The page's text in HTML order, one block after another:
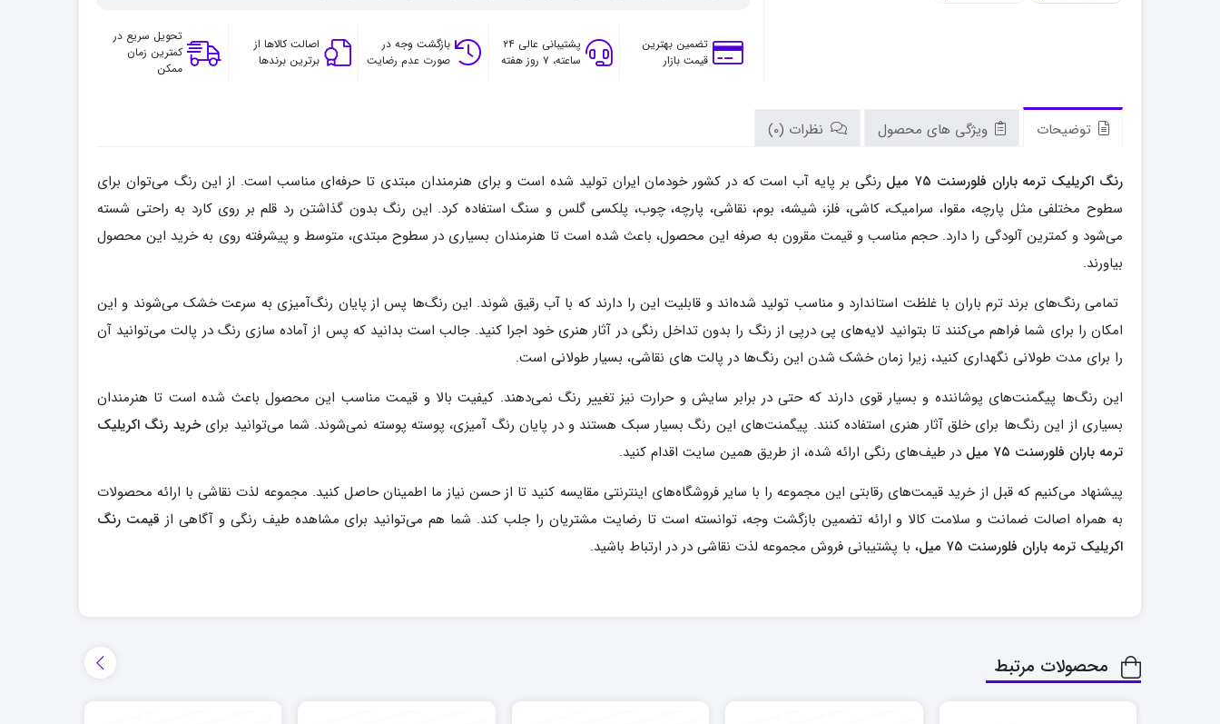
تضمین بهترین
قیمت بازار
پشتیبانی عالی ۲۴
ساعته، ۷ روز هفته
بازگشت وجه در
صورت عدم رضایت
اصالت کالاها از
برترین برندها
تحویل سریع در
کمترین زمان
ممکن
توضیحات ویژگی های محصول نظرات (0)
رنگ اکریلیک ترمه باران فلورسنت ۷۵ میل
رنگی بر پایه آب است که در کشور خودمان ایران تولید شده است و برای هنرمندان مبتدی تا حرفه‌ای مناسب است. از این رنگ می‌توان برای
سطوح مختلفی مثل پارچه، مقوا، سرامیک، کاشی، فلز، شیشه، بوم، نقاشی، پارچه، چوب، پلکسی گلس و سنگ استفاده کرد. این رنگ بدون گذاشتن رد قلم بر روی کارد به راحتی شسته
می‌شود و کمترین آلودگی را دارد. حجم مناسب و قیمت مقرون به صرفه این محصول، باعث شده است تا هنرمندان بسیاری در سطوح مبتدی، متوسط و پیشرفته روی به خرید این محصول
بیاورند.
تمامی رنگ‌های برند ترم باران با غلظت استاندارد و مناسب تولید شده‌اند و قابلیت این را دارند که با آب رقیق شوند. این رنگ‌ها پس از پایان رنگ‌آمیزی به سرعت خشک می‌شوند و این
امکان را برای شما فراهم می‌کنند تا بتوانید لایه‌های پی درپی از رنگ را بدون تداخل رنگی در آثار هنری خود اجرا کنید. جالب است بدانید که پس از آماده سازی رنگ در پالت می‌توانید آن
را برای مدت طولانی نگهداری کنید، زیرا زمان خشک شدن این رنگ‌ها در پالت های نقاشی، بسیار طولانی است.
این رنگ‌ها پیگمنت‌های پوشاننده و بسیار قوی دارند که حتی در برابر سایش و حرارت نیز تغییر رنگ نمی‌دهند. کیفیت بالا و قیمت مناسب این محصول باعث شده است تا هنرمندان
بسیاری از این رنگ‌ها برای خلق آثار هنری استفاده کنند. پیگمنت‌های این رنگ بسیار سبک هستند و در پایان رنگ آمیزی، پوسته پوسته نمی‌شوند. شما می‌توانید برایخرید رنگ اکریلیک
ترمه باران فلورسنت ۷۵ میل
در طیف‌های رنگی ارائه شده، از طریق همین سایت اقدام کنید.
پیشنهاد می‌کنیم که قبل از خرید قیمت‌های رقابتی این مجموعه را با سایر فروشگاه‌های اینترنتی مقایسه کنید تا از حسن نیاز ما اطمینان حاصل کنید. مجموعه لذت نقاشی با ارائه محصولات
به همراه اصالت ضمانت و سلامت کالا و ارائه تضمین بازگشت وجه، توانسته است تا رضایت مشتریان را جلب کند. شما هم می‌توانید برای مشاهده طیف رنگی و آگاهی از قیمت رنگ
اکریلیک ترمه باران فلورسنت ۷۵ میل
، با پشتیبانی فروش مجموعه لذت نقاشی در در ارتباط باشید.
محصولات مرتبط